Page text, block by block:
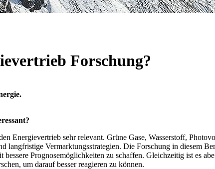
Forschung?
Energievertrieb sehr relevant. Grüne Gase, Wasserstoff,
Vermarktungsstrategien. Die Forschung in diesem
Prognosemöglichkeiten zu schaffen. Gleichzeitig ist es
um darauf besser reagieren zu können.